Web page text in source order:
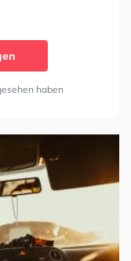
haben